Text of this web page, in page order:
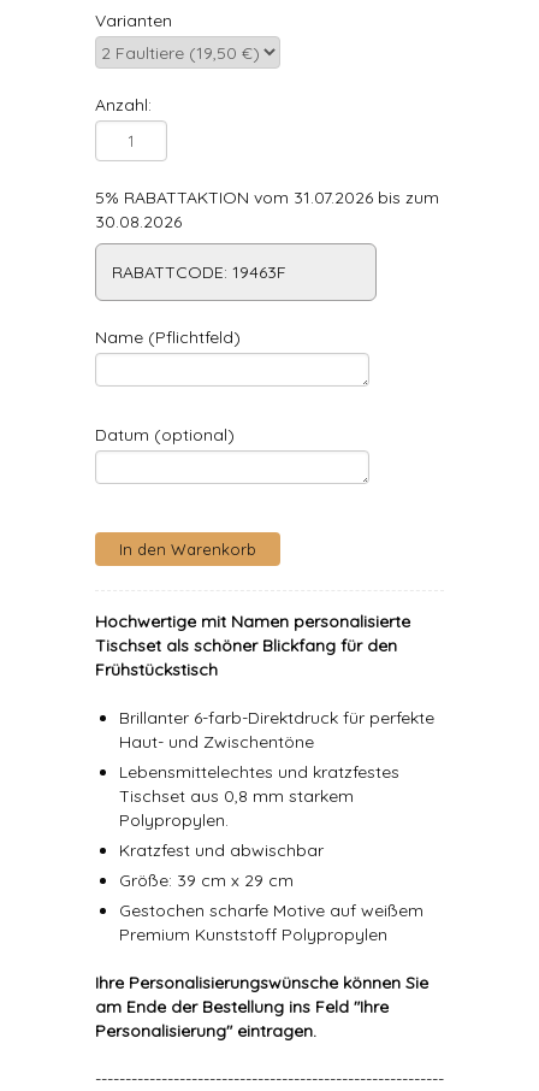
Varianten
Anzahl:
5% RABATTAKTION vom 31.07.2026 bis zum
30.08.2026
RABATTCODE: 19463F
Name (Pflichtfeld)
Datum (optional)
Hochwertige mit Namen personalisierte
Tischset als schöner Blickfang für den
Frühstückstisch
Brillanter 6-farb-Direktdruck für perfekte
Haut- und Zwischentöne
Lebensmittelechtes und kratzfestes
Tischset aus 0,8 mm starkem
Polypropylen.
Kratzfest und abwischbar
Größe: 39 cm x 29 cm
Gestochen scharfe Motive auf weißem
Premium Kunststoff Polypropylen
Ihre Personalisierungswünsche können Sie
am Ende der Bestellung ins Feld "Ihre
Personalisierung" eintragen.
----------------------------------------------------------